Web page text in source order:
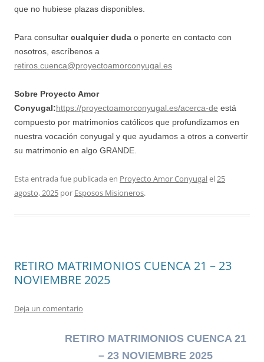
que no hubiese plazas disponibles.
Para consultar cualquier duda o ponerte en contacto con
nosotros, escríbenos a
retiros.cuenca@proyectoamorconyugal.es
Sobre Proyecto Amor
Conyugal:https://proyectoamorconyugal.es/acerca-de está
compuesto por matrimonios católicos que profundizamos en
nuestra vocación conyugal y que ayudamos a otros a convertir
su matrimonio en algo GRANDE.
Esta entrada fue publicada en Proyecto Amor Conyugalel25
agosto, 2025 por Esposos Misioneros.
RETIRO MATRIMONIOS CUENCA 21 – 23
NOVIEMBRE 2025
Deja un comentario
RETIRO MATRIMONIOS CUENCA 21
– 23 NOVIEMBRE 2025